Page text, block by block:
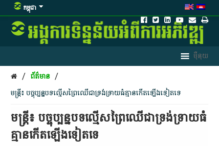
កម្ពុជា
/ ព័ត៌មាន /
មន្ត្រី៖ បច្ចុប្បន្ន​បទល្មើស​ព្រៃឈើ​ជា​ទ្រង់ទ្រាយ​ធំ​គ្មាន​កើតឡើង​ទៀត​ទេ
មន្ត្រី៖ បច្ចុប្បន្ន​បទល្មើស​ព្រៃឈើ​ជា​ទ្រង់ទ្រាយ​ធំ​
គ្មាន​កើតឡើង​ទៀត​ទេ